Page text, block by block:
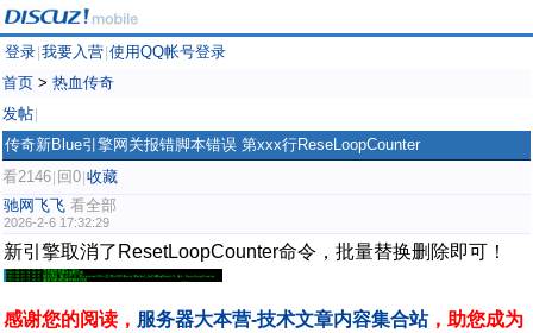
登录 我要入营 使用QQ帐号登录
首页 > 热血传奇
发帖
传奇新Blue引擎网关报错脚本错误 第xxx行ReseLoopCounter
看2146 回0 收藏
驰网飞飞 看全部
2026-2-6 17:32:29
新引擎取消了ResetLoopCounter命令，批量替换删除即可！
感谢您的阅读， 服务器大本营-技术文章内容集合站，助您成为